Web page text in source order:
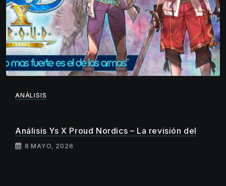
ANÁLISIS
Análisis Ys X Proud Nordics – La revisión del
8 MAYO, 2026